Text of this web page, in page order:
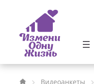
Видеоанкеты